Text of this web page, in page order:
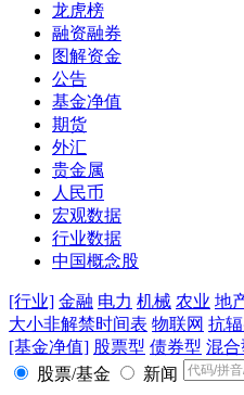
龙虎榜
融资融券
图解资金
公告
基金净值
期货
外汇
贵金属
人民币
宏观数据
行业数据
中国概念股
[行业] 金融 电力 机械 农业 地
大小非解禁时间表 物联网 抗
[基金净值] 股票型 债券型 混合
股票/基金
新闻